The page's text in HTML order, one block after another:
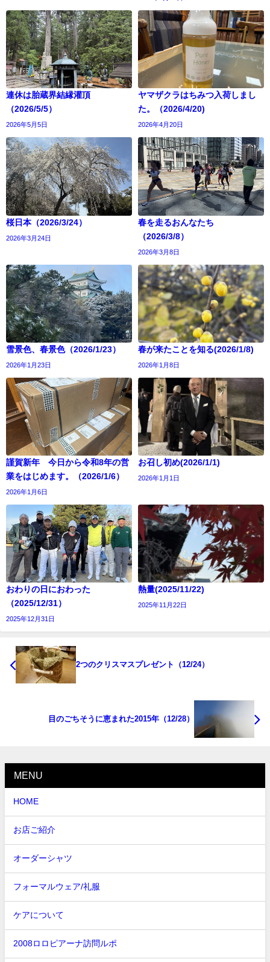
連休は胎蔵界結縁灌頂
（2026/5/5）
2026年5月5日
ヤマザクラはちみつ入荷しまし
た。（2026/4/20)
2026年4月20日
桜日本（2026/3/24）
2026年3月24日
春を走るおんなたち
（2026/3/8）
2026年3月8日
雪景色、春景色（2026/1/23）
2026年1月23日
春が来たことを知る(2026/1/8)
2026年1月8日
謹賀新年 今日から令和8年の営
業をはじめます。（2026/1/6）
2026年1月6日
お召し初め(2026/1/1)
2026年1月1日
おわりの日におわった
（2025/12/31）
2025年12月31日
熱量(2025/11/22)
2025年11月22日
2つのクリスマスプレゼント（12/24）
目のごちそうに恵まれた2015年（12/28）
MENU
HOME
お店ご紹介
オーダーシャツ
フォーマルウェア/礼服
ケアについて
2008ロロピアーナ訪問ルポ